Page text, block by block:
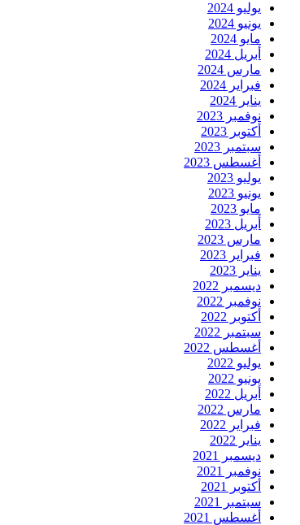
يوليو 2024
يونيو 2024
مايو 2024
أبريل 2024
مارس 2024
فبراير 2024
يناير 2024
نوفمبر 2023
أكتوبر 2023
سبتمبر 2023
أغسطس 2023
يوليو 2023
يونيو 2023
مايو 2023
أبريل 2023
مارس 2023
فبراير 2023
يناير 2023
ديسمبر 2022
نوفمبر 2022
أكتوبر 2022
سبتمبر 2022
أغسطس 2022
يوليو 2022
يونيو 2022
أبريل 2022
مارس 2022
فبراير 2022
يناير 2022
ديسمبر 2021
نوفمبر 2021
أكتوبر 2021
سبتمبر 2021
أغسطس 2021